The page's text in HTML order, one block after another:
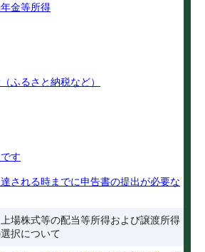
金等所得
ふるさと納税など）
す
される時までに申告書の提出が必要な
場株式等の配当等所得および譲渡所得
択について